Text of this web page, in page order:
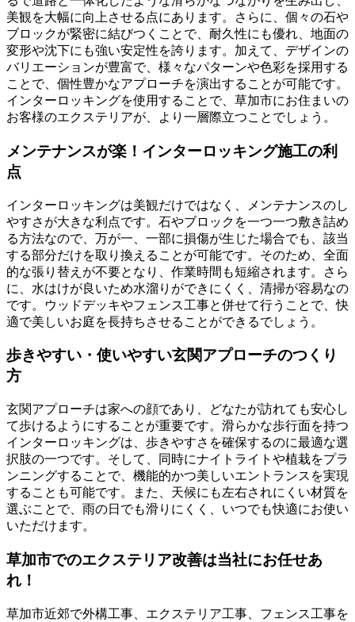
美観を大幅に向上させる点にあります。さらに、個々の石や
ブロックが緊密に結びつくことで、耐久性にも優れ、地面の
変形や沈下にも強い安定性を誇ります。加えて、デザインの
バリエーションが豊富で、様々なパターンや色彩を採用する
ことで、個性豊かなアプローチを演出することが可能です。
インターロッキングを使用することで、草加市にお住まいの
お客様のエクステリアが、より一層際立つことでしょう。
メンテナンスが楽！インターロッキング施工の利
点
インターロッキングは美観だけではなく、メンテナンスのし
やすさが大きな利点です。石やブロックを一つ一つ敷き詰め
る方法なので、万が一、一部に損傷が生じた場合でも、該当
する部分だけを取り換えることが可能です。そのため、全面
的な張り替えが不要となり、作業時間も短縮されます。さら
に、水はけが良いため水溜りができにくく、清掃が容易なの
です。ウッドデッキやフェンス工事と併せて行うことで、快
適で美しいお庭を長持ちさせることができるでしょう。
歩きやすい・使いやすい玄関アプローチのつくり
方
玄関アプローチは家への顔であり、どなたが訪れても安心し
て歩けるようにすることが重要です。滑らかな歩行面を持つ
インターロッキングは、歩きやすさを確保するのに最適な選
択肢の一つです。そして、同時にナイトライトや植栽をプラ
ンニングすることで、機能的かつ美しいエントランスを実現
することも可能です。また、天候にも左右されにくい材質を
選ぶことで、雨の日でも滑りにくく、いつでも快適にお使い
いただけます。
草加市でのエクステリア改善は当社にお任せあ
れ！
草加市近郊で外構工事、エクステリア工事、フェンス工事を